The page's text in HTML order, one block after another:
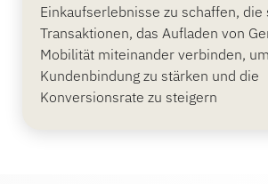
Einkaufserlebnisse zu schaffen, die
Transaktionen, das Aufladen von
Mobilität miteinander verbinden,
Kundenbindung zu stärken und die
Konversionsrate zu steigern